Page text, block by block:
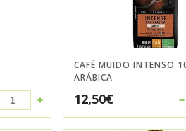
CAFÉ MUIDO INTENSO
ARÁBICA
12,50€